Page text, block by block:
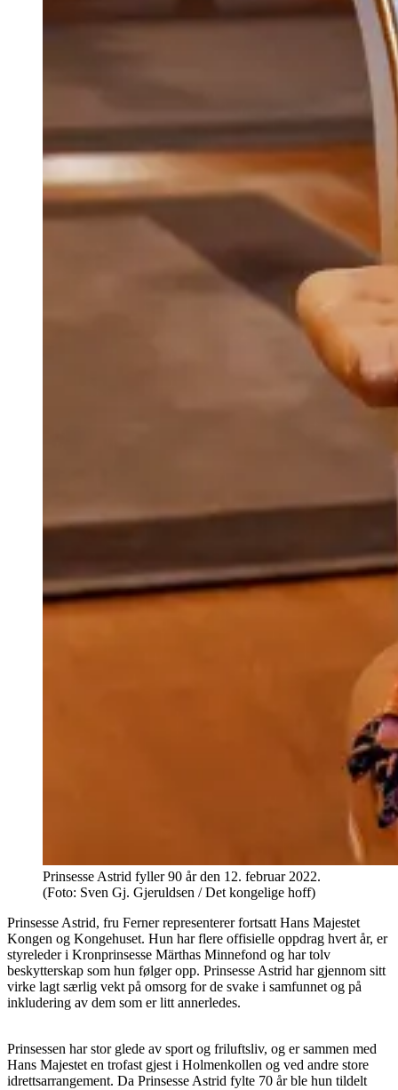
Prinsesse Astrid fyller 90 år den 12. februar 2022.
(Foto: Sven Gj. Gjeruldsen / Det kongelige hoff)
Prinsesse Astrid, fru Ferner representerer fortsatt Hans Majestet
Kongen og Kongehuset. Hun har flere offisielle oppdrag hvert år, er
styreleder i Kronprinsesse Märthas Minnefond og har tolv
beskytterskap som hun følger opp. Prinsesse Astrid har gjennom sitt
virke lagt særlig vekt på omsorg for de svake i samfunnet og på
inkludering av dem som er litt annerledes.
Prinsessen har stor glede av sport og friluftsliv, og er sammen med
Hans Majestet en trofast gjest i Holmenkollen og ved andre store
idrettsarrangement. Da Prinsesse Astrid fylte 70 år ble hun tildelt